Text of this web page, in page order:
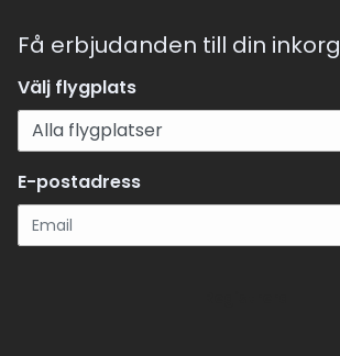
Få erbjudanden till din inkorg
Välj flygplats
E-postadress